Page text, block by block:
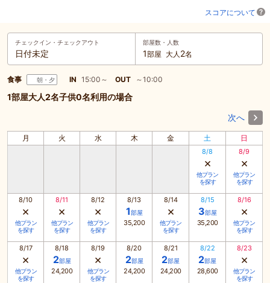
スコアについて
チェックイン・ チェックアウト
日付未定
部屋数・人数
1部屋 大人 2名
食事 朝・夕 IN 15:00～ OUT ～10:00
1部屋大人2名子供0名利用の場合
次へ
月 火 水 木 金 土 日
8/8
×
他プラン
を探す
8/9
×
他プラン
を探す
8/10
×
他プラン
を探す
8/11
×
他プラン
を探す
8/12
×
他プラン
を探す
8/13
1部屋
35,200
8/14
×
他プラン
を探す
8/15
3部屋
35,200
8/16
×
他プラン
を探す
8/17
×
他プラン
を探す
8/18
2部屋
24,200
8/19
×
他プラン
を探す
8/20
2部屋
24,200
8/21
2部屋
24,200
8/22
2部屋
28,600
8/23
×
他プラン
を探す